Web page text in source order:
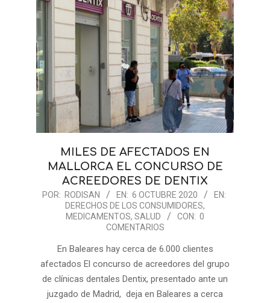
MILES DE AFECTADOS EN
MALLORCA EL CONCURSO DE
ACREEDORES DE DENTIX
2020-
POR: RODISAN EN: 6 OCTUBRE 2020
EN:
DERECHOS DE LOS CONSUMIDORES,
MEDICAMENTOS, SALUD CON: 0
COMENTARIOS
En Baleares hay cerca de 6.000 clientes
afectados El concurso de acreedores del grupo
de clínicas dentales Dentix, presentado ante un
juzgado de Madrid, deja en Baleares a cerca